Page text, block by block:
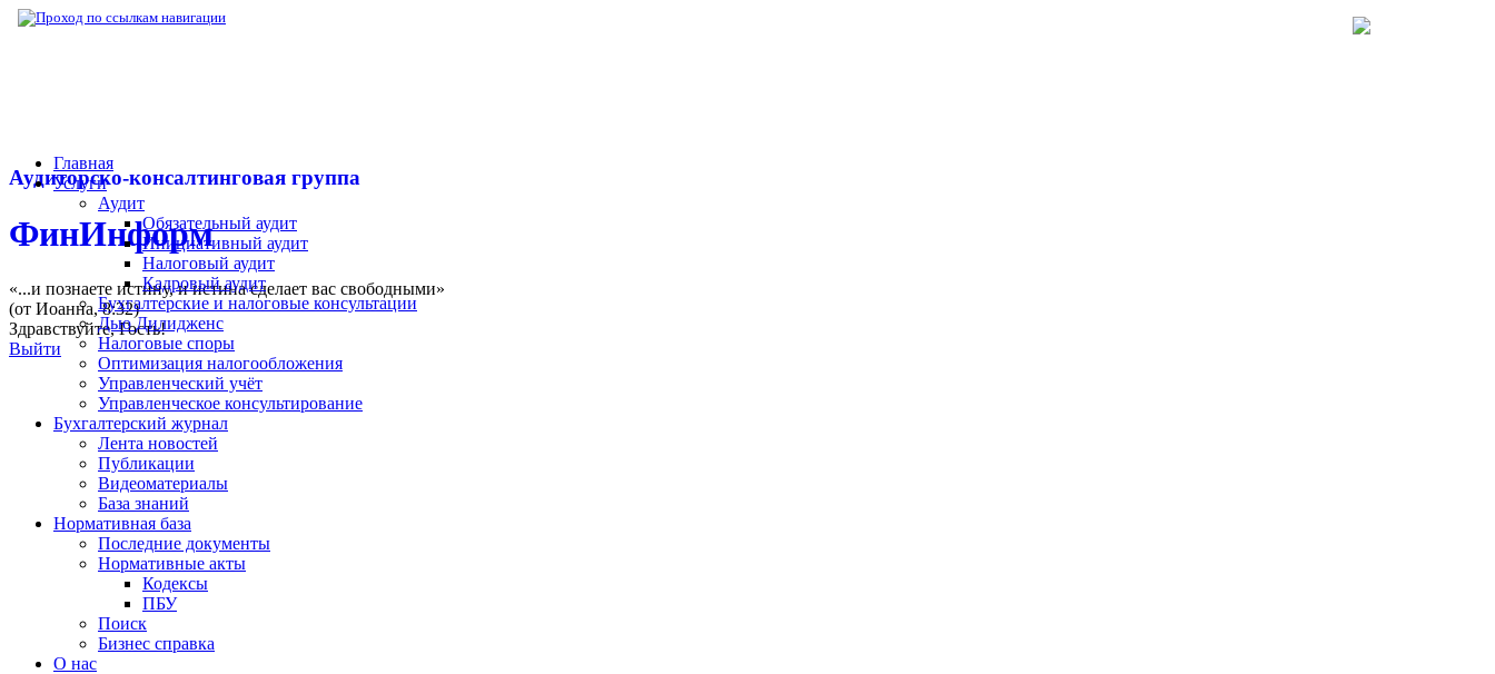
Аудиторско-консалтинговая группа
ФинИнформ
«...и познаете истину, и истина сделает вас свободными»
(от Иоанна, 8:32)
Здравствуйте,Гость!
Выйти
Главная
Услуги
Аудит
Обязательный аудит
Инициативный аудит
Налоговый аудит
Кадровый аудит
Бухгалтерские и налоговые консультации
Дью Дилидженс
Налоговые споры
Оптимизация налогообложения
Управленческий учёт
Управленческое консультирование
Бухгалтерский журнал
Лента новостей
Публикации
Видеоматериалы
База знаний
Нормативная база
Последние документы
Нормативные акты
Кодексы
ПБУ
Поиск
Бизнес справка
О нас